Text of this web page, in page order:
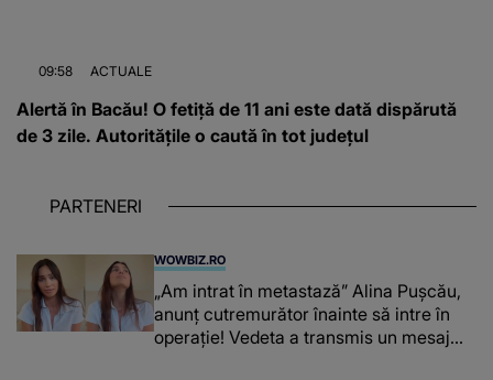
09:58 ACTUALE
Alertă în Bacău! O fetiță de 11 ani este dată dispărută
de 3 zile. Autoritățile o caută în tot județul
PARTENERI
WOWBIZ.RO
„Am intrat în metastază” Alina Pușcău,
anunț cutremurător înainte să intre în
operație! Vedeta a transmis un mesaj